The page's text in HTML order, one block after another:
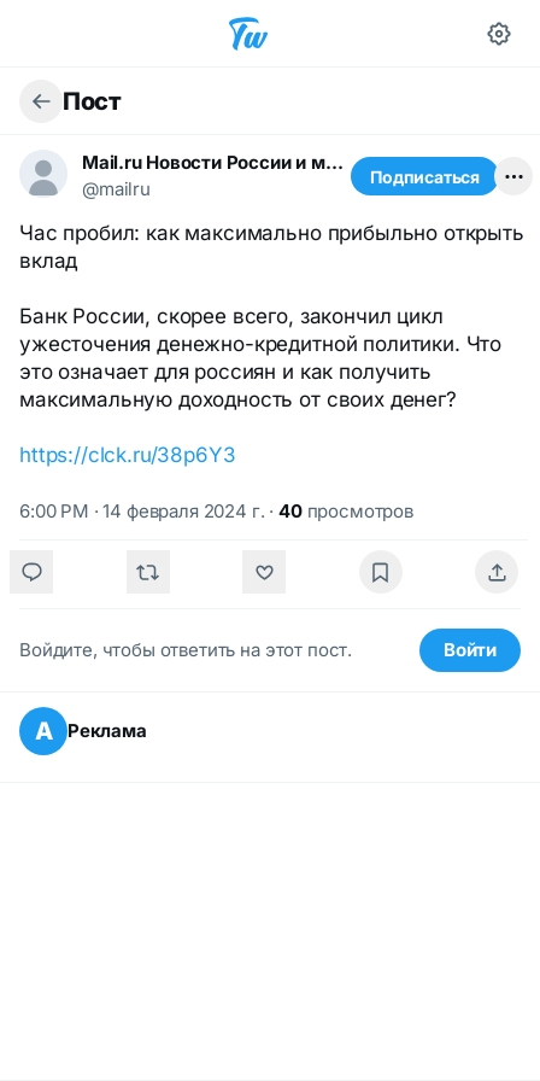
Пост
Mail.ru Новости России и мира
@mailru
Подписаться
Час пробил: как максимально прибыльно открыть
вклад
Банк России, скорее всего, закончил цикл
ужесточения денежно-кредитной политики. Что
это означает для россиян и как получить
максимальную доходность от своих денег?
https://clck.ru/38p6Y3
6:00 PM · 14 февраля 2024 г. ·40просмотров
Войдите, чтобы ответить на этот пост. Войти
А Реклама